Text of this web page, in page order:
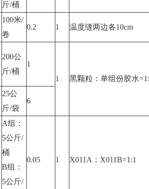
斤/桶
100米/
卷
0.2 1 温度缝两边各10cm
200公
斤/桶
1
1
黑颗粒：单组份胶水
25公
斤/袋
6
A组：
5公斤/
桶
B组：
5公斤/
0.05 1 X011A：X011B=1:1